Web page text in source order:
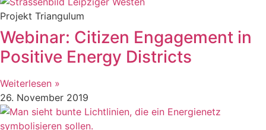
Projekt Triangulum
Webinar: Citizen Engagement in
Positive Energy Districts
Weiterlesen »
26. November 2019